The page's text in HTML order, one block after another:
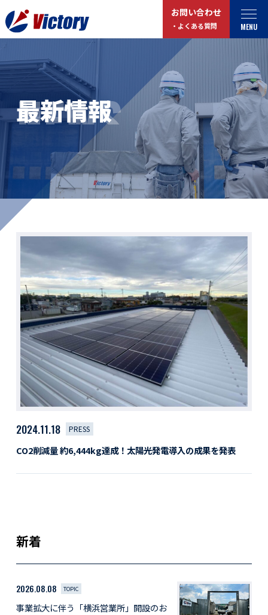
MENU
お問い合わせ
・よくある質問
トップ
事業紹介
総合解体 / 解体事業
産業廃棄物収集/ 運搬
企業概要
私たちについて
サステナビリティ
活動レポート
最新情報
お役立ちコラム
プライバシーポリシー
お問い合わせ
よくある質問
採用情報
社員紹介
社員インタビュー
育休取得者インタビュー
福利厚生
募集要項一覧
ドライバー職場体験
採用エントリー
よくある質問
最新情報
NEWS
2024.11.18 PRESS
CO2削減量 約6,444kg達成！太陽光発電導入の成果を発表
新着
2026.08.08 TOPIC
事業拡大に伴う「横浜営業所」開設のお